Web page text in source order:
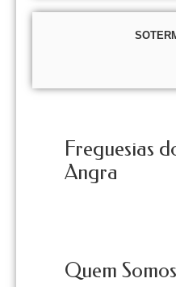
Freguesias
Angra
Quem Somos